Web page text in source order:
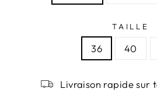
TAILLE
36 40
Livraison rapide sur